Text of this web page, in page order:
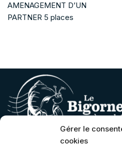
Gérer le
cookies
AMENAGEMENT D’UN
PARTNER 5 places